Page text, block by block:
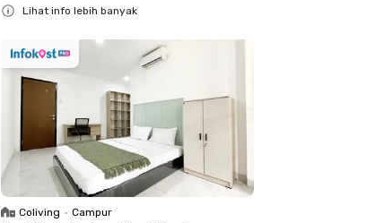
Lihat info lebih banyak
Coliving • Campur